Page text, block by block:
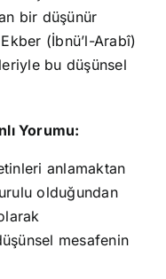
bir düşünür
(İbnü’l-Arabî)
bu düşünsel
Yorumu:
anlamaktan
olduğundan
mesafenin